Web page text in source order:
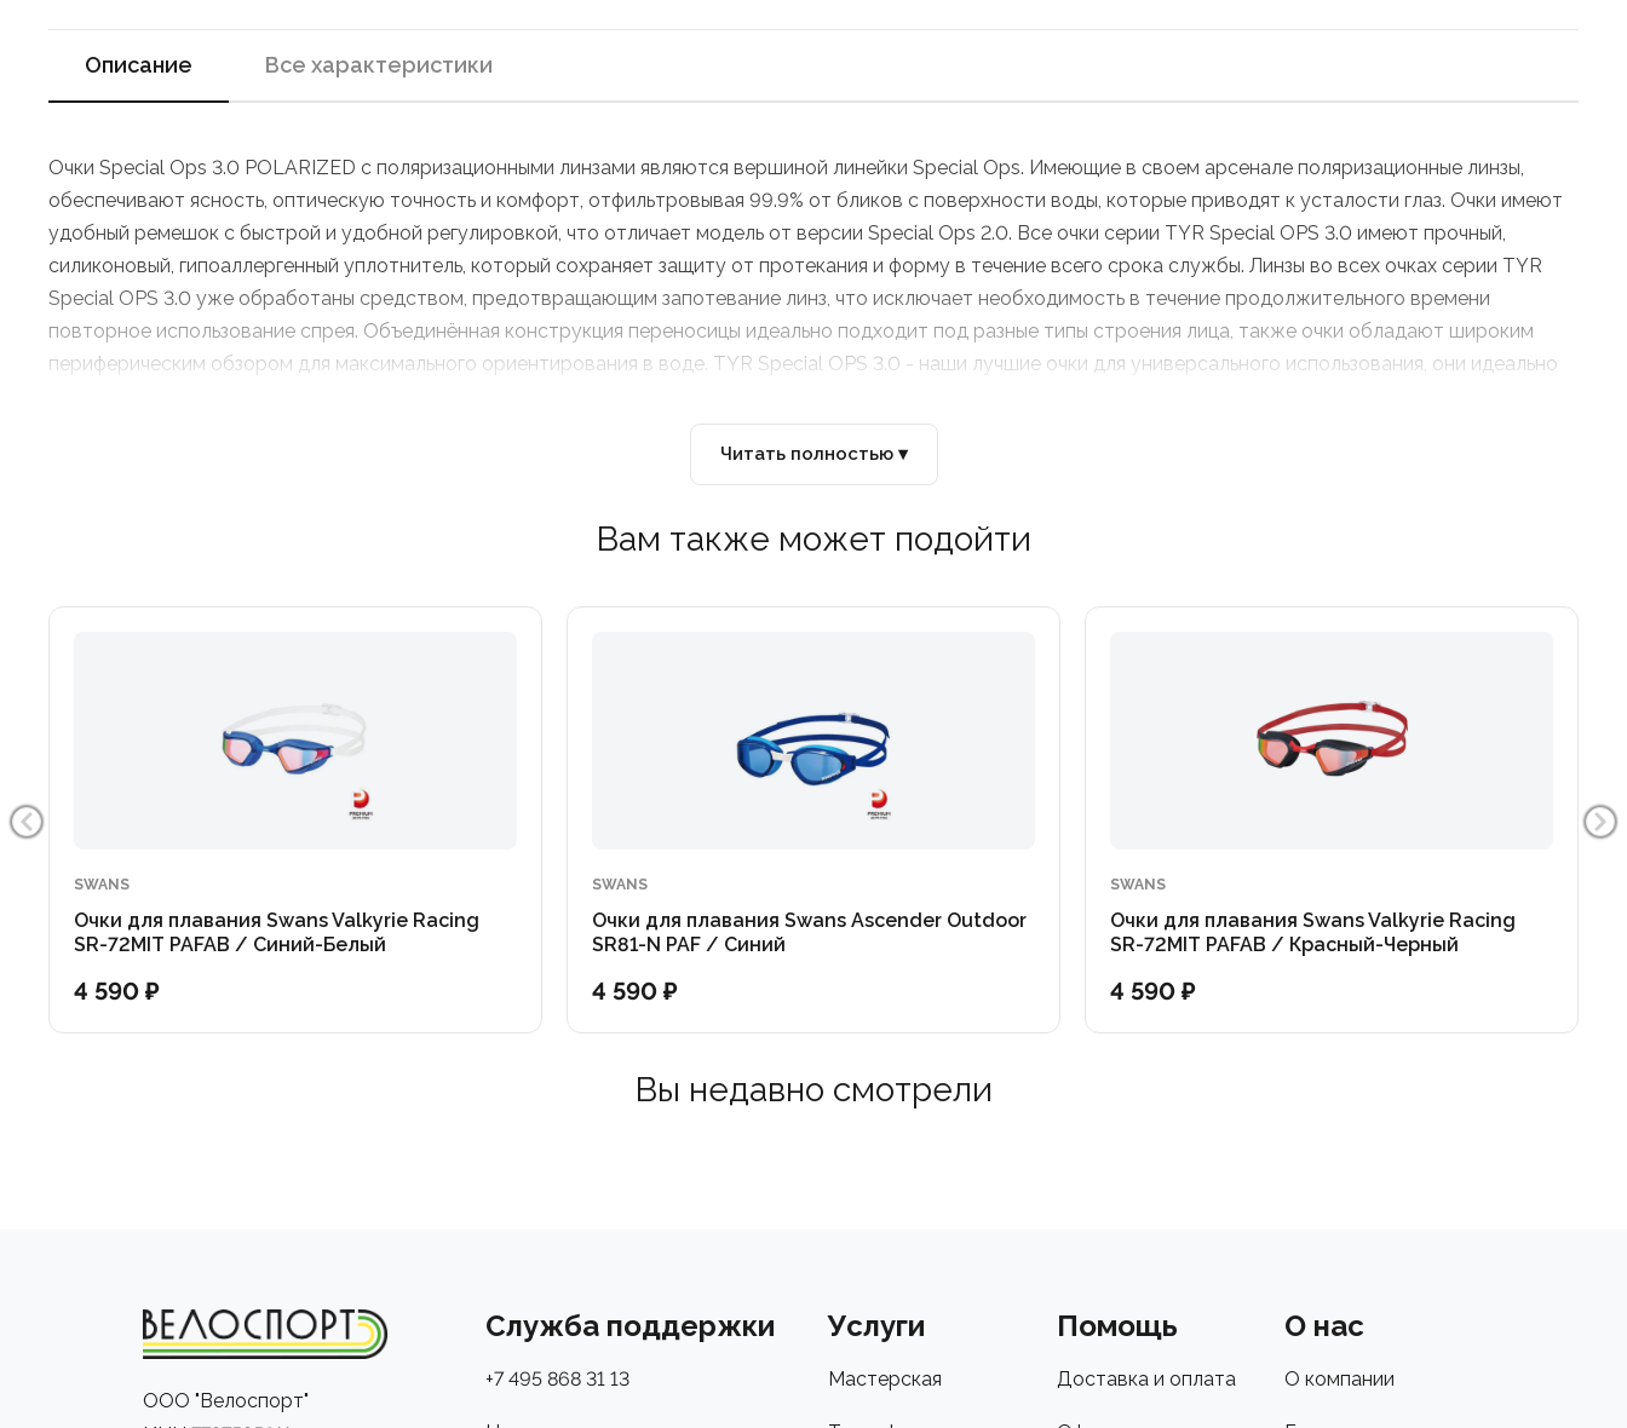
Описание Все характеристики
Очки Special Ops 3.0 POLARIZED с поляризационными линзами являются вершиной линейки Special Ops. Имеющие в своем арсенале поляризационные линзы,
обеспечивают ясность, оптическую точность и комфорт, отфильтровывая 99.9% от бликов с поверхности воды, которые приводят к усталости глаз. Очки имеют
удобный ремешок с быстрой и удобной регулировкой, что отличает модель от версии Special Ops 2.0. Все очки серии TYR Special OPS 3.0 имеют прочный,
силиконовый, гипоаллергенный уплотнитель, который сохраняет защиту от протекания и форму в течение всего срока службы. Линзы во всех очках серии TYR
Special OPS 3.0 уже обработаны средством, предотвращающим запотевание линз, что исключает необходимость в течение продолжительного времени
повторное использование спрея. Объединённая конструкция переносицы идеально подходит под разные типы строения лица, также очки обладают широким
периферическим обзором для максимального ориентирования в воде. TYR Special OPS 3.0 - наши лучшие очки для универсального использования, они идеально
Читать полностью ▾
Вам также может подойти
SWANS
Очки для плавания Swans Valkyrie Racing
SR-72MIT PAFAB / Синий-Белый
4 590 ₽
SWANS
Очки для плавания Swans Ascender Outdoor
SR81-N PAF / Синий
4 590 ₽
SWANS
Очки для плавания Swans Valkyrie Racing
SR-72MIT PAFAB / Красный-Черный
4 590 ₽
Вы недавно смотрели
ООО "Велоспорт"
Служба поддержки
+7 495 868 31 13
Услуги
Мастерская
Помощь
Доставка и оплата
О нас
О компании